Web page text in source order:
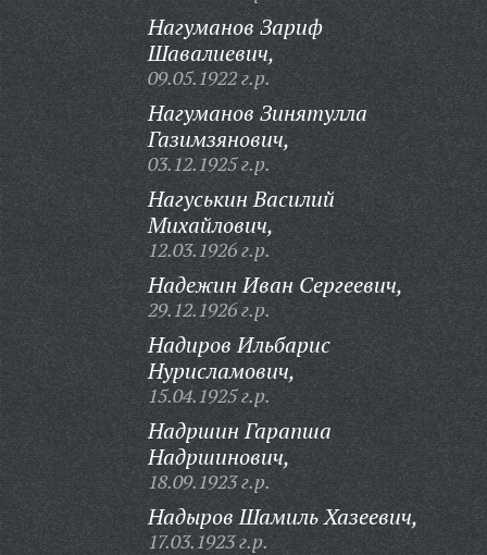
Нагуманов Зариф
Шавалиевич,
09.05.1922 г.р.
Нагуманов Зинятулла
Газимзянович,
03.12.1925 г.р.
Нагуськин Василий
Михайлович,
12.03.1926 г.р.
Надежин Иван Сергеевич,
29.12.1926 г.р.
Надиров Ильбарис
Нурисламович,
15.04.1925 г.р.
Надршин Гарапша
Надршинович,
18.09.1923 г.р.
Надыров Шамиль Хазеевич,
17.03.1923 г.р.